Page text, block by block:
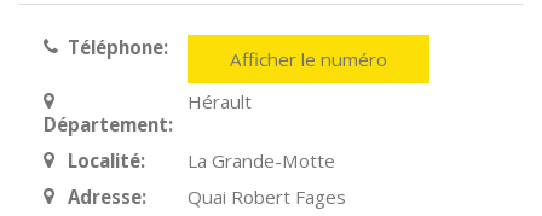
Téléphone: Afficher le numéro
Département:
Hérault
Localité:
La Grande-Motte
Adresse:
Quai Robert Fages